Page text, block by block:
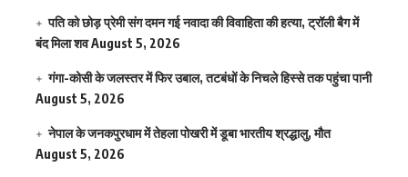
पति को छोड़ प्रेमी संग दमन गई नवादा की विवाहिता की हत्या, ट्रॉली बैग में
बंद मिला शवAugust 5, 2026
गंगा-कोसी के जलस्तर में फिर उबाल, तटबंधों के निचले हिस्से तक पहुंचा पानी
August 5, 2026
नेपाल के जनकपुरधाम में तेहला पोखरी में डूबा भारतीय श्रद्धालु, मौत
August 5, 2026